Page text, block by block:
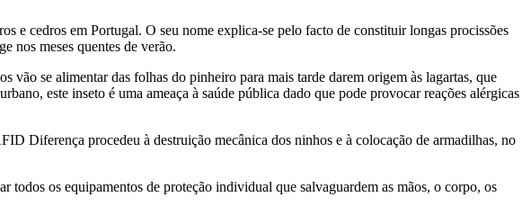
e cedros em Portugal. O seu nome explica-se pelo facto de constituir longas procissões
nos meses quentes de verão.
vão se alimentar das folhas do pinheiro para mais tarde darem origem às lagartas, que
este inseto é uma ameaça à saúde pública dado que pode provocar reações alérgicas
Diferença procedeu à destruição mecânica dos ninhos e à colocação de armadilhas, no
todos os equipamentos de proteção individual que salvaguardem as mãos, o corpo, os